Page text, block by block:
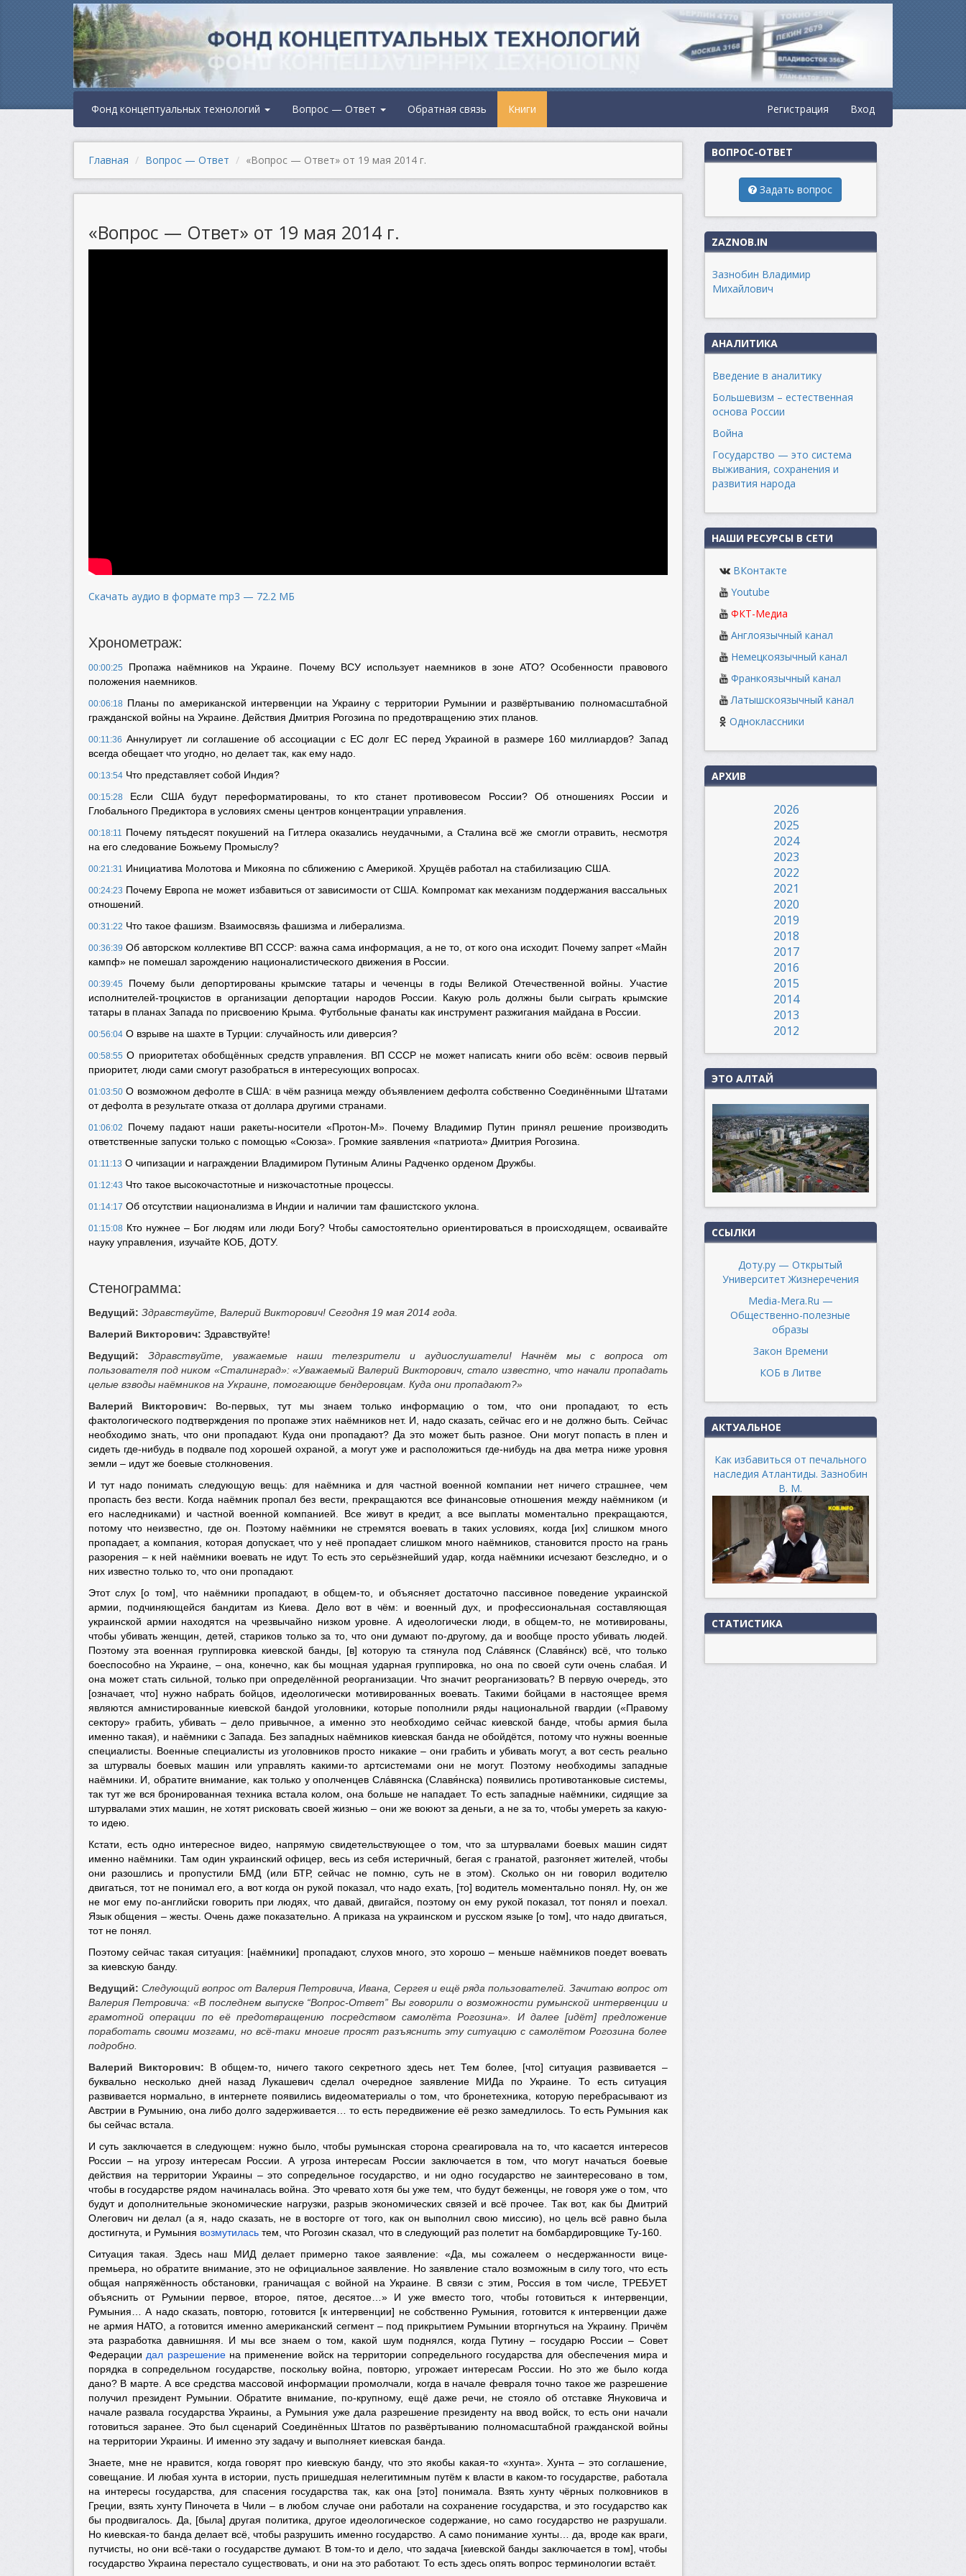
Фонд концептуальных технологий Вопрос — Ответ Обратная связь Книги Регистрация Вход
Главная Вопрос — Ответ «Вопрос — Ответ» от 19 мая 2014 г.
«Вопрос — Ответ» от 19 мая 2014 г.
Скачать аудио в формате mp3 — 72.2 МБ
Хронометраж:
00:00:25
Пропажа наёмников на Украине. Почему ВСУ использует наемников в зоне АТО? Особенности правового
положения наемников.
00:06:18 Планы по американской интервенции на Украину с территории Румынии и развёртыванию полномасштабной
гражданской войны на Украине. Действия Дмитрия Рогозина по предотвращению этих планов.
00:11:36 Аннулирует ли соглашение об ассоциации с ЕС долг ЕС перед Украиной в размере 160 миллиардов? Запад
всегда обещает что угодно, но делает так, как ему надо.
00:13:54 Что представляет собой Индия?
00:15:28
Если США будут переформатированы, то кто станет противовесом России? Об отношениях России и
Глобального Предиктора в условиях смены центров концентрации управления.
00:18:11 Почему пятьдесят покушений на Гитлера оказались неудачными, а Сталина всё же смогли отравить, несмотря
на его следование Божьему Промыслу?
00:21:31 Инициатива Молотова и Микояна по сближению с Америкой. Хрущёв работал на стабилизацию США.
00:24:23 Почему Европа не может избавиться от зависимости от США. Компромат как механизм поддержания вассальных
отношений.
00:31:22 Что такое фашизм. Взаимосвязь фашизма и либерализма.
00:36:39 Об авторском коллективе ВП СССР: важна сама информация, а не то, от кого она исходит. Почему запрет «Майн
кампф» не помешал зарождению националистического движения в России.
00:39:45
Почему были депортированы крымские татары и чеченцы в годы Великой Отечественной войны. Участие
исполнителей-троцкистов в организации депортации народов России. Какую роль должны были сыграть крымские
татары в планах Запада по присвоению Крыма. Футбольные фанаты как инструмент разжигания майдана в России.
00:56:04 О взрыве на шахте в Турции: случайность или диверсия?
00:58:55 О приоритетах обобщённых средств управления. ВП СССР не может написать книги обо всём: освоив первый
приоритет, люди сами смогут разобраться в интересующих вопросах.
01:03:50 О возможном дефолте в США: в чём разница между объявлением дефолта собственно Соединёнными Штатами
от дефолта в результате отказа от доллара другими странами.
01:06:02
Почему падают наши ракеты-носители «Протон-М». Почему Владимир Путин принял решение производить
ответственные запуски только с помощью «Союза». Громкие заявления «патриота» Дмитрия Рогозина.
01:11:13 О чипизации и награждении Владимиром Путиным Алины Радченко орденом Дружбы.
01:12:43 Что такое высокочастотные и низкочастотные процессы.
01:14:17 Об отсутствии национализма в Индии и наличии там фашистского уклона.
01:15:08 Кто нужнее – Бог людям или люди Богу? Чтобы самостоятельно ориентироваться в происходящем, осваивайте
науку управления, изучайте КОБ, ДОТУ.
Стенограмма:
Ведущий: Здравствуйте, Валерий Викторович! Сегодня 19 мая 2014 года.
Валерий Викторович: Здравствуйте!
Ведущий:
Здравствуйте, уважаемые наши телезрители и аудиослушатели! Начнём мы с вопроса от
пользователя под ником «Сталинград»: «Уважаемый Валерий Викторович, стало известно, что начали пропадать
целые взводы наёмников на Украине, помогающие бендеровцам. Куда они пропадают?»
Валерий Викторович: Во-первых, тут мы знаем только информацию о том, что они пропадают, то есть
фактологического подтверждения по пропаже этих наёмников нет. И, надо сказать, сейчас его и не должно быть. Сейчас
необходимо знать, что они пропадают. Куда они пропадают? Да это может быть разное. Они могут попасть в плен и
сидеть где-нибудь в подвале под хорошей охраной, а могут уже и расположиться где-нибудь на два метра ниже уровня
земли – идут же боевые столкновения.
И тут надо понимать следующую вещь: для наёмника и для частной военной компании нет ничего страшнее, чем
пропасть без вести. Когда наёмник пропал без вести, прекращаются все финансовые отношения между наёмником (и
его наследниками) и частной военной компанией. Все живут в кредит, а все выплаты моментально прекращаются,
потому что неизвестно, где он. Поэтому наёмники не стремятся воевать в таких условиях, когда [их] слишком много
пропадает, а компания, которая допускает, что у неё пропадает слишком много наёмников, становится просто на грань
разорения – к ней наёмники воевать не идут. То есть это серьёзнейший удар, когда наёмники исчезают безследно, и о
них известно только то, что они пропадают.
Этот слух [о том], что наёмники пропадают, в общем-то, и объясняет достаточно пассивное поведение украинской
армии, подчиняющейся бандитам из Киева. Дело вот в чём: и военный дух, и профессиональная составляющая
украинской армии находятся на чрезвычайно низком уровне. А идеологически люди, в общем-то, не мотивированы,
чтобы убивать женщин, детей, стариков только за то, что они думают по-другому, да и вообще просто убивать людей.
Поэтому эта военная группировка киевской банды, [в] которую та стянула под Слáвянск (Славя́нск) всё, что только
боеспособно на Украине, – она, конечно, как бы мощная ударная группировка, но она по своей сути очень слабая. И
она может стать сильной, только при определённой реорганизации. Что значит реорганизовать? В первую очередь, это
[означает, что] нужно набрать бойцов, идеологически мотивированных воевать. Такими бойцами в настоящее время
являются амнистированные киевской бандой уголовники, которые пополнили ряды национальной гвардии («Правому
сектору» грабить, убивать – дело привычное, а именно это необходимо сейчас киевской банде, чтобы армия была
именно такая), и наёмники с Запада. Без западных наёмников киевская банда не обойдётся, потому что нужны военные
специалисты. Военные специалисты из уголовников просто никакие – они грабить и убивать могут, а вот сесть реально
за штурвалы боевых машин или управлять какими-то артсистемами они не могут. Поэтому необходимы западные
наёмники. И, обратите внимание, как только у ополченцев Слáвянска (Славя́нска) появились противотанковые системы,
так тут же вся бронированная техника встала колом, она больше не нападает. То есть западные наёмники, сидящие за
штурвалами этих машин, не хотят рисковать своей жизнью – они же воюют за деньги, а не за то, чтобы умереть за какую-
то идею.
Кстати, есть одно интересное видео, напрямую свидетельствующее о том, что за штурвалами боевых машин сидят
именно наёмники. Там один украинский офицер, весь из себя истеричный, бегая с гранатой, разгоняет жителей, чтобы
они разошлись и пропустили БМД (или БТР, сейчас не помню, суть не в этом). Сколько он ни говорил водителю
двигаться, тот не понимал его, а вот когда он рукой показал, что надо ехать, [то] водитель моментально понял. Ну, он же
не мог ему по-английски говорить при людях, что давай, двигайся, поэтому он ему рукой показал, тот понял и поехал.
Язык общения – жесты. Очень даже показательно. А приказа на украинском и русском языке [о том], что надо двигаться,
тот не понял.
Поэтому сейчас такая ситуация: [наёмники] пропадают, слухов много, это хорошо – меньше наёмников поедет воевать
за киевскую банду.
Ведущий: Следующий вопрос от Валерия Петровича, Ивана, Сергея и ещё ряда пользователей. Зачитаю вопрос от
Валерия Петровича: «В последнем выпуске “Вопрос-Ответ” Вы говорили о возможности румынской интервенции и
грамотной операции по её предотвращению посредством самолёта Рогозина». И далее [идёт] предложение
поработать своими мозгами, но всё-таки многие просят разъяснить эту ситуацию с самолётом Рогозина более
подробно.
Валерий Викторович: В общем-то, ничего такого секретного здесь нет. Тем более, [что] ситуация развивается –
буквально несколько дней назад Лукашевич сделал очередное заявление МИДа по Украине. То есть ситуация
развивается нормально, в интернете появились видеоматериалы о том, что бронетехника, которую перебрасывают из
Австрии в Румынию, она либо долго задерживается… то есть передвижение её резко замедлилось. То есть Румыния как
бы сейчас встала.
И суть заключается в следующем: нужно было, чтобы румынская сторона среагировала на то, что касается интересов
России – на угрозу интересам России. А угроза интересам России заключается в том, что могут начаться боевые
действия на территории Украины – это сопредельное государство, и ни одно государство не заинтересовано в том,
чтобы в государстве рядом начиналась война. Это чревато хотя бы уже тем, что будут беженцы, не говоря уже о том, что
будут и дополнительные экономические нагрузки, разрыв экономических связей и всё прочее. Так вот, как бы Дмитрий
Олегович ни делал (а я, надо сказать, не в восторге от того, как он выполнил свою миссию), но цель всё равно была
достигнута, и Румыния возмутилась тем, что Рогозин сказал, что в следующий раз полетит на бомбардировщике Ту-160.
Ситуация такая. Здесь наш МИД делает примерно такое заявление: «Да, мы сожалеем о несдержанности вице-
премьера, но обратите внимание, это не официальное заявление. Но заявление стало возможным в силу того, что есть
общая напряжённость обстановки, граничащая с войной на Украине. В связи с этим, Россия в том числе, ТРЕБУЕТ
объяснить от Румынии первое, второе, пятое, десятое…» И уже вместо того, чтобы готовиться к интервенции,
Румыния… А надо сказать, повторю, готовится [к интервенции] не собственно Румыния, готовится к интервенции даже
не армия НАТО, а готовится именно американский сегмент – под прикрытием Румынии вторгнуться на Украину. Причём
эта разработка давнишняя. И мы все знаем о том, какой шум поднялся, когда Путину – государю России – Совет
Федерации дал разрешениена применение войск на территории сопредельного государства для обеспечения мира и
порядка в сопредельном государстве, поскольку война, повторю, угрожает интересам России. Но это же было когда
дано? В марте. А все средства массовой информации промолчали, когда в начале февраля точно такое же разрешение
получил президент Румынии. Обратите внимание, по-крупному, ещё даже речи, не стояло об отставке Януковича и
начале развала государства Украины, а Румыния уже дала разрешение президенту на ввод войск, то есть они начали
готовиться заранее. Это был сценарий Соединённых Штатов по развёртыванию полномасштабной гражданской войны
на территории Украины. И именно эту задачу и выполняет киевская банда.
Знаете, мне не нравится, когда говорят про киевскую банду, что это якобы какая-то «хунта». Хунта – это соглашение,
совещание. И любая хунта в истории, пусть пришедшая нелегитимным путём к власти в каком-то государстве, работала
на интересы государства, для спасения государства так, как она [это] понимала. Взять хунту чёрных полковников в
Греции, взять хунту Пиночета в Чили – в любом случае они работали на сохранение государства, и это государство как
бы продвигалось. Да, [была] другая политика, другое идеологическое содержание, но само государство не разрушали.
Но киевская-то банда делает всё, чтобы разрушить именно государство. А само понимание хунты… да, вроде как враги,
путчисты, но они всё-таки о государстве думают. В том-то и дело, что задача [киевской банды заключается в том], чтобы
государство Украина перестало существовать, и они на это работают. То есть здесь опять вопрос терминологии встаёт.
ВОПРОС-ОТВЕТ
Задать вопрос
ZAZNOB.IN
Зазнобин Владимир
Михайлович
АНАЛИТИКА
Введение в аналитику
Большевизм – естественная
основа России
Война
Государство — это система
выживания, сохранения и
развития народа
НАШИ РЕСУРСЫ В СЕТИ
ВКонтакте
Youtube
ФКТ-Медиа
Англоязычный канал
Немецкоязычный канал
Франкоязычный канал
Латышскоязычный канал
Одноклассники
АРХИВ
2026
2025
2024
2023
2022
2021
2020
2019
2018
2017
2016
2015
2014
2013
2012
ЭТО АЛТАЙ
ССЫЛКИ
Доту.ру — Открытый
Университет Жизнеречения
Media-Mera.Ru —
Общественно-полезные
образы
Закон Времени
КОБ в Литве
АКТУАЛЬНОЕ
Как избавиться от печального
наследия Атлантиды. Зазнобин
В. М.
СТАТИСТИКА